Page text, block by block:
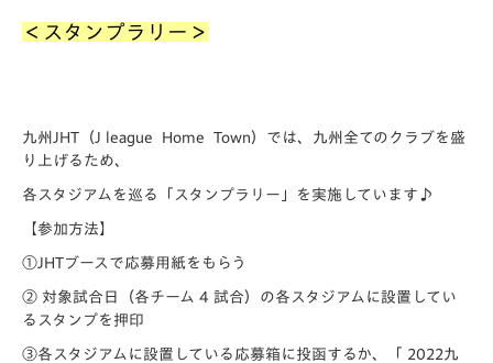
＜スタンプラリー＞
九州JHT（J league Home Town）では、九州全てのクラブを盛
り上げるため、
各スタジアムを巡る「スタンプラリー」を実施しています♪
【参加方法】
①JHTブースで応募用紙をもらう
② 対象試合日（各チーム 4 試合）の各スタジアムに設置してい
るスタンプを押印
③各スタジアムに設置している応募箱に投函するか、「 2022九